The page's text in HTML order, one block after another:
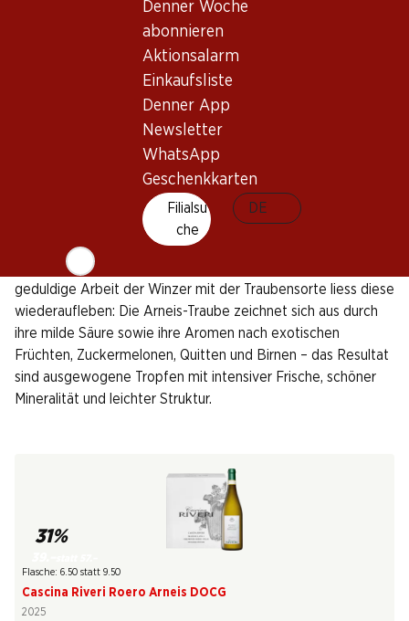
Denner Woche
abonnieren
Aktionsalarm
Einkaufsliste
Denner App
Newsletter
WhatsApp
Geschenkkarten
Filialsu
che
DE
Zeit nur wenigen Winzern. Dies führte dazu, dass die Rebe in
den 1970er-Jahren fast ausstarb. Eigentlich ist die Sorte
jedoch sehr alt und war schon im 15. Jahrhundert unter den
Bezeichnungen «Renesium» und «Ornesio» bekannt.
Lange Zeit war die säurearme Rebsorte nur Kennern ein
Begriff. Heute erlebt Arneis eine blühende Renaissance –
allen voran in Roero und Langhe, zwei Regionen im
italienischen Piemont. Dort wird die Traube auch als «Barolo
bianco» oder «Bianchetto» bezeichnet.
Die Auseinandersetzung hat sich gelohnt: Von mageren 55
Hektar Rebfläche in den 1980er-Jahren hat es die Sorte
heute wieder auf rund 1100 Hektar geschafft. Erst die
geduldige Arbeit der Winzer mit der Traubensorte liess diese
wiederaufleben: Die Arneis-Traube zeichnet sich aus durch
ihre milde Säure sowie ihre Aromen nach exotischen
Früchten, Zuckermelonen, Quitten und Birnen – das Resultat
sind ausgewogene Tropfen mit intensiver Frische, schöner
Mineralität und leichter Struktur.
31%
Flasche: 6.50 statt 9.50
Cascina Riveri Roero Arneis DOCG
2025